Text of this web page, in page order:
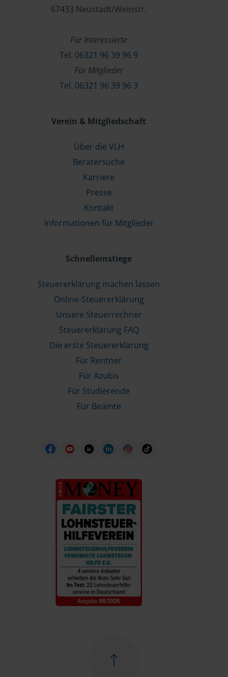
67433 Neustadt/Weinstr.
Für Interessierte
Tel. 06321 96 39 96 9
Für Mitglieder
Tel. 06321 96 39 96 3
Verein & Mitgliedschaft
Über die VLH
Beratersuche
Karriere
Presse
Kontakt
Informationen für Mitglieder
Schnelleinstiege
Steuererklärung machen lassen
Online-Steuererklärung
Unsere Steuerrechner
Steuererklärung FAQ
Die erste Steuererklärung
Für Rentner
Für Azubis
Für Studierende
Für Beamte